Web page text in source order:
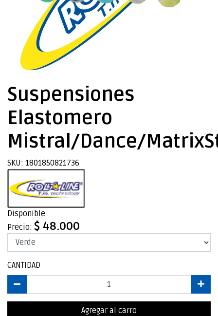
Suspensiones
Elastomero
Mistral/Dance/
SKU: 1801850821736
Disponible
Precio: $ 48.000
CANTIDAD
Agregar al carro